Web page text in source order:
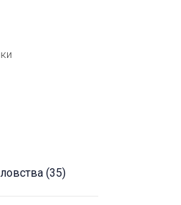
(35)